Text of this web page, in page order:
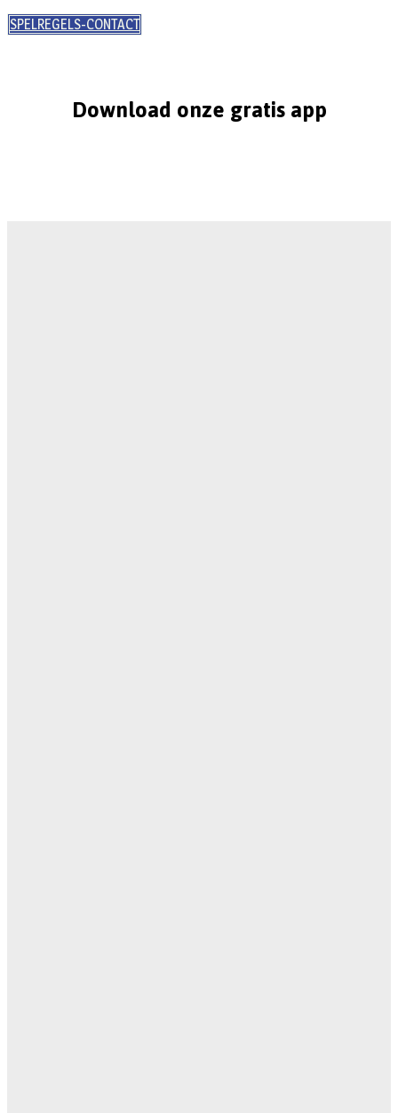
SPELREGELS-CONTACT
Download onze gratis app